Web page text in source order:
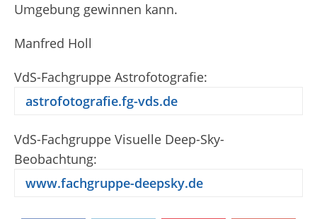
Umgebung gewinnen kann.
Manfred Holl
VdS-Fachgruppe Astrofotografie:
astrofotografie.fg-vds.de
VdS-Fachgruppe Visuelle Deep-Sky-
Beobachtung:
www.fachgruppe-deepsky.de